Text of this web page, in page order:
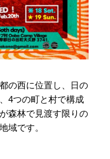
の西に位置し、日の
4つの町と村で構成
森林で見渡す限りの
域です。